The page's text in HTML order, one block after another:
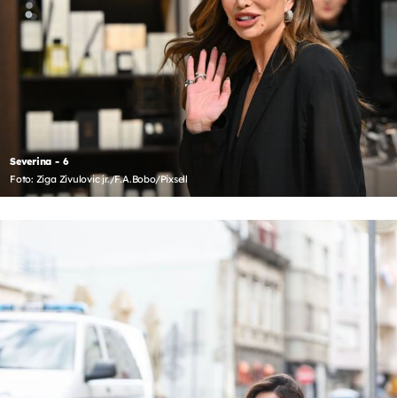
Severina - 6
Foto: Ziga Zivulovic jr./F.A.Bobo/Pixsell